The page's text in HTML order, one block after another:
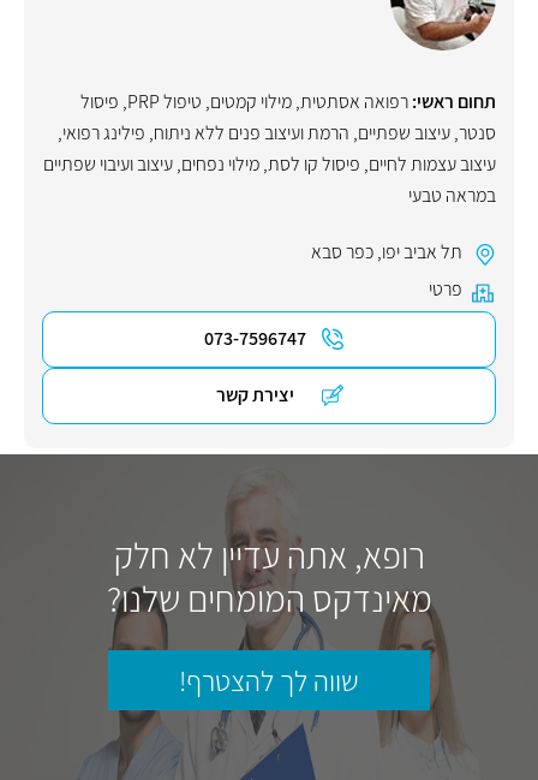
תחום ראשי:רפואה אסתטית,מילוי קמטים, טיפול PRP , פיסול
סנטר,עיצוב שפתיים, הרמת ועיצוב פנים ללא ניתוח, פילינג רפואי,
עיצוב עצמות לחיים, פיסול קו לסת,מילוי נפחים,עיצוב ועיבוי שפתיים
במראה טבעי
תל אביב יפו,כפר סבא
פרטי
073-7596747
יצירת קשר
רופא, אתה עדיין לא חלק
מאינדקס המומחים שלנו?
שווה לך להצטרף!